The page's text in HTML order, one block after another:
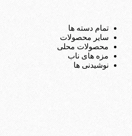
تمام دسته ها
سایر محصولات
محصولات محلی
مزه های ناب
نوشیدنی ها